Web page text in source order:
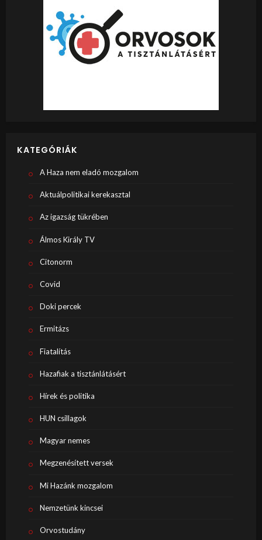
KATEGÓRIÁK
A Haza nem eladó mozgalom
Aktuálpolitikai kerekasztal
Az igazság tükrében
Álmos Király TV
Citonorm
Covid
Doki percek
Ermitázs
Fiatalítás
Hazafiak a tisztánlátásért
Hírek és politika
HUN csillagok
Magyar nemes
Megzenésített versek
Mi Hazánk mozgalom
Nemzetünk kincsei
Orvostudány